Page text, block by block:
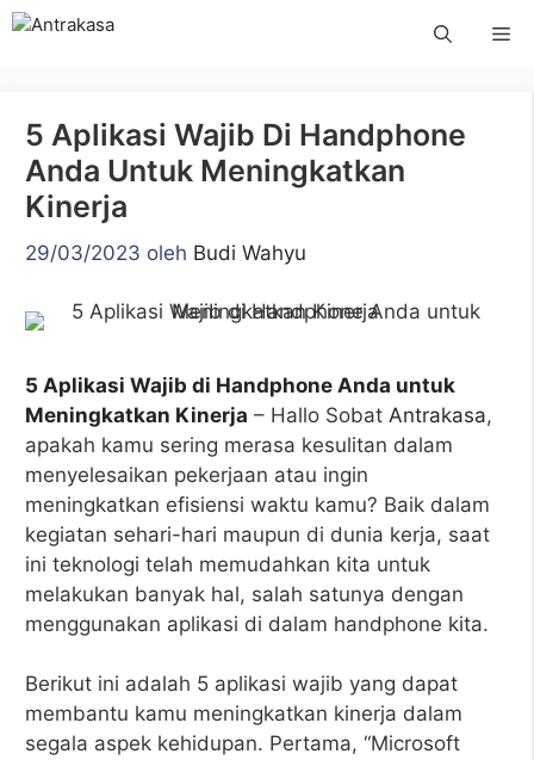
Langsung
5 Aplikasi Wajib Di Handphone
Anda Untuk Meningkatkan
Kinerja
29/03/2023 oleh Budi Wahyu
5 Aplikasi Wajib di Handphone Anda untuk
Meningkatkan Kinerja – Hallo Sobat Antrakasa,
apakah kamu sering merasa kesulitan dalam
menyelesaikan pekerjaan atau ingin
meningkatkan efisiensi waktu kamu? Baik dalam
kegiatan sehari-hari maupun di dunia kerja, saat
ini teknologi telah memudahkan kita untuk
melakukan banyak hal, salah satunya dengan
menggunakan aplikasi di dalam handphone kita.
Berikut ini adalah 5 aplikasi wajib yang dapat
membantu kamu meningkatkan kinerja dalam
segala aspek kehidupan. Pertama, “Microsoft